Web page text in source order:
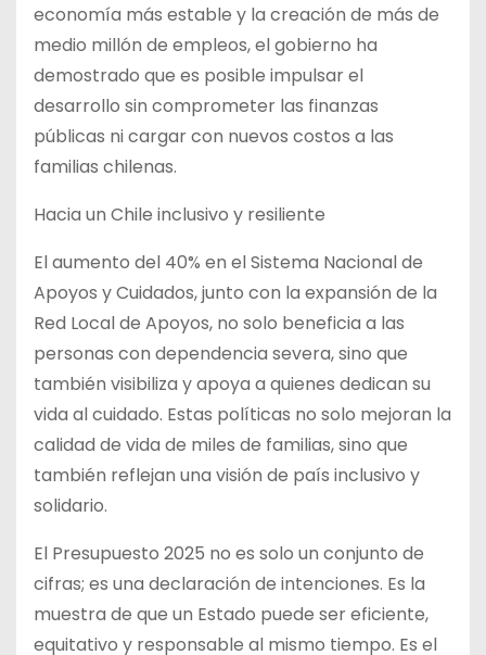
economía más estable y la creación de más de
medio millón de empleos, el gobierno ha
demostrado que es posible impulsar el
desarrollo sin comprometer las finanzas
públicas ni cargar con nuevos costos a las
familias chilenas.
Hacia un Chile inclusivo y resiliente
El aumento del 40% en el Sistema Nacional de
Apoyos y Cuidados, junto con la expansión de la
Red Local de Apoyos, no solo beneficia a las
personas con dependencia severa, sino que
también visibiliza y apoya a quienes dedican su
vida al cuidado. Estas políticas no solo mejoran la
calidad de vida de miles de familias, sino que
también reflejan una visión de país inclusivo y
solidario.
El Presupuesto 2025 no es solo un conjunto de
cifras; es una declaración de intenciones. Es la
muestra de que un Estado puede ser eficiente,
equitativo y responsable al mismo tiempo. Es el